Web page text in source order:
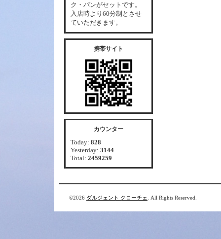
ク・パンがセットです。
入店時より60分制とさせ
ていただきます。
携帯サイト
カウンター
Today: 828
Yesterday: 3144
Total: 2459259
©2026 ダルジェント クローチェ . All Rights Reserved.